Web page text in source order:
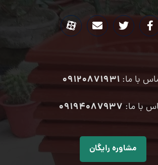
با ما:09120871931
با ما: ۰۹۱۹۴۰۸۷۹۳۷
مشاوره رایگان